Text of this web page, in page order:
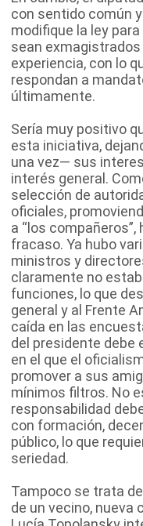
con sentido común
modifique la ley
sean
experiencia, con lo
respondan a
últimamente.
Sería muy positivo
esta iniciativa,
una vez— sus
interés general.
selección de
oficiales,
a “los
fracaso. Ya hubo
ministros y
claramente no
funciones, lo que
general y al Frente
caída en las
del presidente debe
en el que el
promover a sus
mínimos filtros. No
responsabilidad
con formación,
público, lo que
seriedad.
Tampoco se trata
de un vecino, nueva